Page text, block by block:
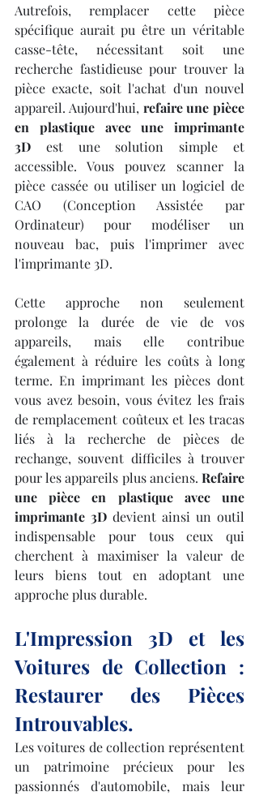
Autrefois, remplacer cette pièce
spécifique aurait pu être un véritable
casse-tête, nécessitant soit une
recherche fastidieuse pour trouver la
pièce exacte, soit l'achat d'un nouvel
appareil. Aujourd'hui, refaire une pièce
en plastique avec une imprimante
3D est une solution simple et
accessible. Vous pouvez scanner la
pièce cassée ou utiliser un logiciel de
CAO (Conception Assistée par
Ordinateur) pour modéliser un
nouveau bac, puis l'imprimer avec
l'imprimante 3D.
Cette approche non seulement
prolonge la durée de vie de vos
appareils, mais elle contribue
également à réduire les coûts à long
terme. En imprimant les pièces dont
vous avez besoin, vous évitez les frais
de remplacement coûteux et les tracas
liés à la recherche de pièces de
rechange, souvent difficiles à trouver
pour les appareils plus anciens. Refaire
une pièce en plastique avec une
imprimante 3D devient ainsi un outil
indispensable pour tous ceux qui
cherchent à maximiser la valeur de
leurs biens tout en adoptant une
approche plus durable.
L'Impression 3D et les
Voitures de Collection :
Restaurer des Pièces
Introuvables.
Les voitures de collection représentent
un patrimoine précieux pour les
passionnés d'automobile, mais leur